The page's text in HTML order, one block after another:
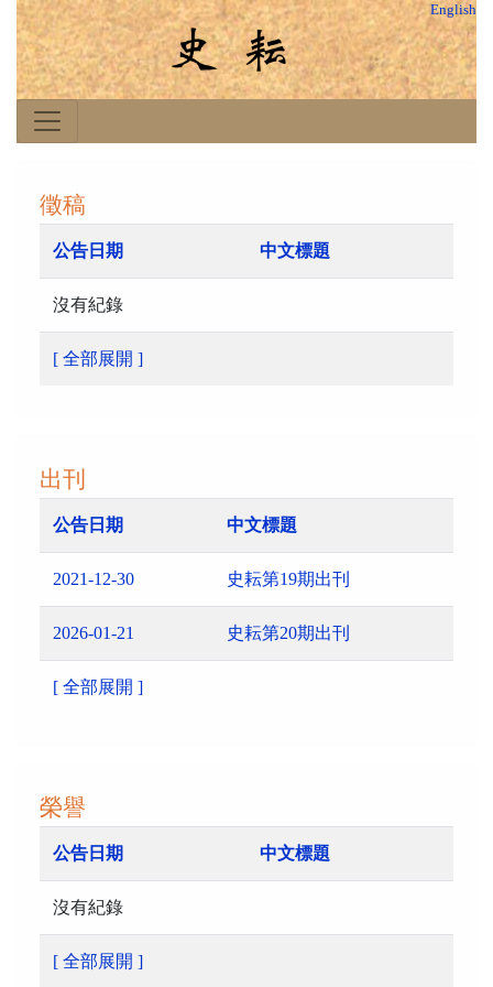
English
徵稿
公告日期 中文標題
沒有紀錄
[ 全部展開 ]
出刊
公告日期 中文標題
2021-12-30 史耘第19期出刊
2026-01-21 史耘第20期出刊
[ 全部展開 ]
榮譽
公告日期 中文標題
沒有紀錄
[ 全部展開 ]